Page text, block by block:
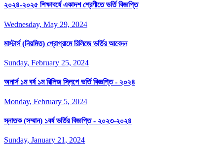
২০২৪-২০২৫ শিক্ষাবর্ষে একাদশ শ্রেণীতে ভর্তি বিজ্ঞপ্তি
Wednesday, May 29, 2024
মাস্টার্স (নিয়মিত) প্রোগ্রামে রিলিজে ভর্তির আবেদন
Sunday, February 25, 2024
অনার্স ১ম বর্ষ ১ম রিলিজ স্লিপে ভর্তি বিজ্ঞপ্তি - ২০২৪
Monday, February 5, 2024
স্নাতক (সম্মান) ১বর্ষ ভর্তির বিজ্ঞপ্তি - ২০২৩-২০২৪
Sunday, January 21, 2024